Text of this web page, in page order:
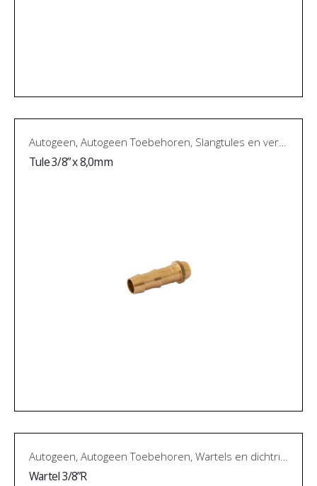
Autogeen, Autogeen Toebehoren, Slangtules en verloopnippels
Tule 3/8” x 8,0mm
Autogeen, Autogeen Toebehoren, Wartels en dichtringen
Wartel 3/8”R